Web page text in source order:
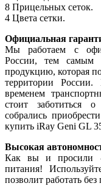
8 Прицельных сеток.
4 Цвета сетки.
Официальная
Мы работаем с
России, тем самым
продукцию, которая
территории
временем
стоит заботиться
собрались
купить iRay Geni GL
Высокая
Как вы и просили -
питания!
позволит работать